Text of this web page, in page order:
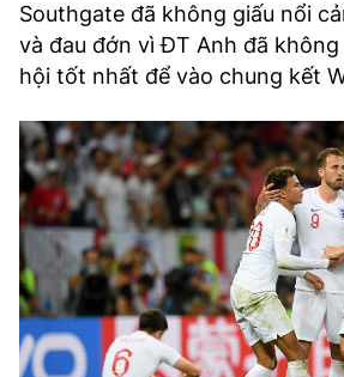
Southgate đã không giấu nổi
và đau đớn vì ĐT Anh đã
hội tốt nhất để vào chung kết